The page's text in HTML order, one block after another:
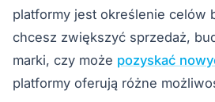
platformy jest określenie celów
chcesz zwiększyć sprzedaż,
marki, czy może pozyskać
platformy oferują różne